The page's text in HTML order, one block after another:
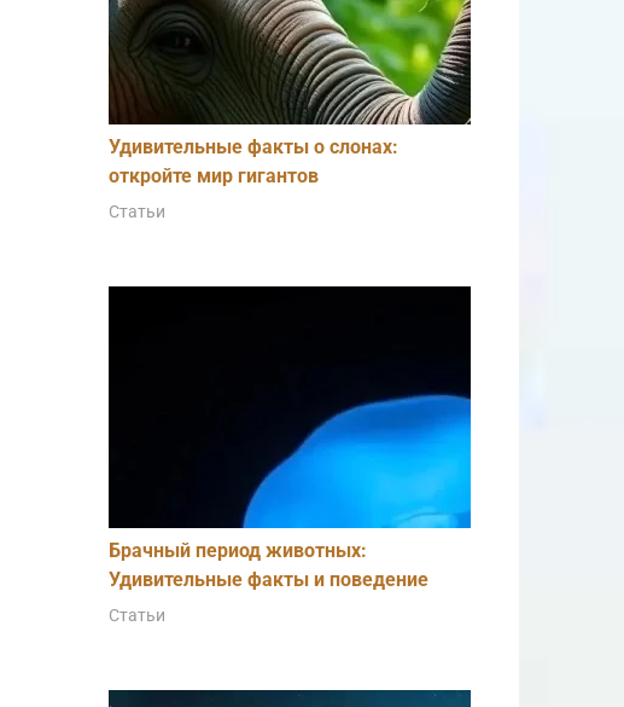
Удивительные факты о слонах:
откройте мир гигантов
Статьи
Брачный период животных:
Удивительные факты и поведение
Статьи